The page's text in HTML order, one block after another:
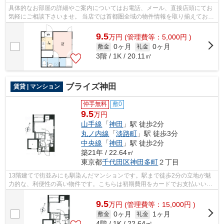
具体的なお部屋の詳細やご案内についてはお電話、メール、直接店頭にてお
気軽にご相談下さいませ。 当店では首都圏全域の物件情報を取り揃えており
ます。全ての物件でクレジットカード...
9.5万円 (管理費等：5,000円 )
敷金 0ヶ月 礼金 0ヶ月
3階 / 1K / 20.11㎡
賃貸 | マンション ブライズ神田
仲手無料 敷0
9.5万円
山手線 「神田 」駅 徒歩2分
丸ノ内線 「淡路町 」駅 徒歩3分
中央線 「神田 」駅 徒歩2分
築21年 / 22.64㎡
東京都千代田区神田多町２丁目
13階建てで街並みにも馴染んだマンションです。駅まで徒歩2分の立地が魅
力的な、利便性の高い物件です。こちらは初期費用をカードでお支払いいた
だける物件なので、支払い手続きの手間...
9.5万円 (管理費等：15,000円 )
敷金 0ヶ月 礼金
1ヶ月